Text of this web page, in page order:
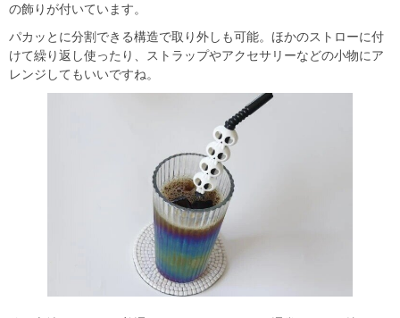
の飾りが付いています。
パカッとに分割できる構造で取り外しも可能。ほかのストローに付
けて繰り返し使ったり、ストラップやアクセサリーなどの小物にア
レンジしてもいいですね。